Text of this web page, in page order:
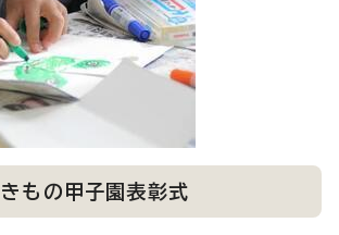
もの甲子園表彰式